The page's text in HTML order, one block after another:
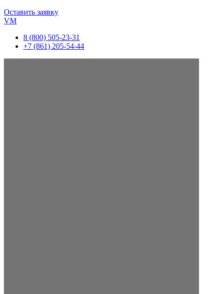
Оставить заявку
VM
8 (800) 505-23-31
+7 (861) 205-54-44